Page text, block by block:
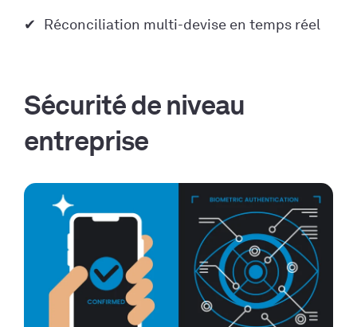
Réconciliation multi-devise en temps réel
Sécurité de niveau
entreprise